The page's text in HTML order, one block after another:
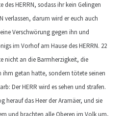
HERRN, sodass ihr kein Gelingen
verlassen, darum wird er euch auch
Verschwörung gegen ihn und
im Vorhof am Hause des HERRN. 22
nicht an die Barmherzigkeit, die
ihm getan hatte, sondern tötete seinen
Der HERR wird es sehen und strafen.
herauf das Heer der Aramäer, und sie
und brachten alle Oberen im Volk um,